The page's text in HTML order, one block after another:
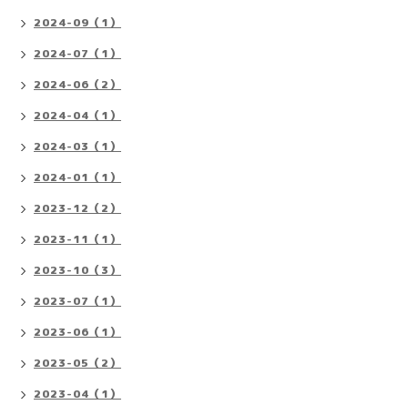
2024-09（1）
2024-07（1）
2024-06（2）
2024-04（1）
2024-03（1）
2024-01（1）
2023-12（2）
2023-11（1）
2023-10（3）
2023-07（1）
2023-06（1）
2023-05（2）
2023-04（1）